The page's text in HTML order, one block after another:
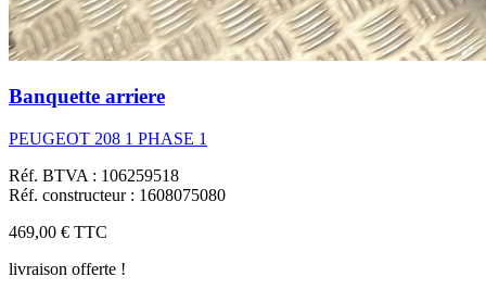
Banquette arriere
PEUGEOT 208 1 PHASE 1
Réf. BTVA : 106259518
Réf. constructeur : 1608075080
469,00 € TTC
livraison offerte !